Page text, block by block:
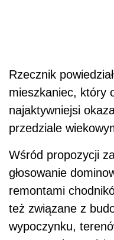
Rzecznik
mieszkaniec, który
najaktywniejsi
przedziale
Wśród propozycji
głosowanie
remontami
też związane z
wypoczynku,